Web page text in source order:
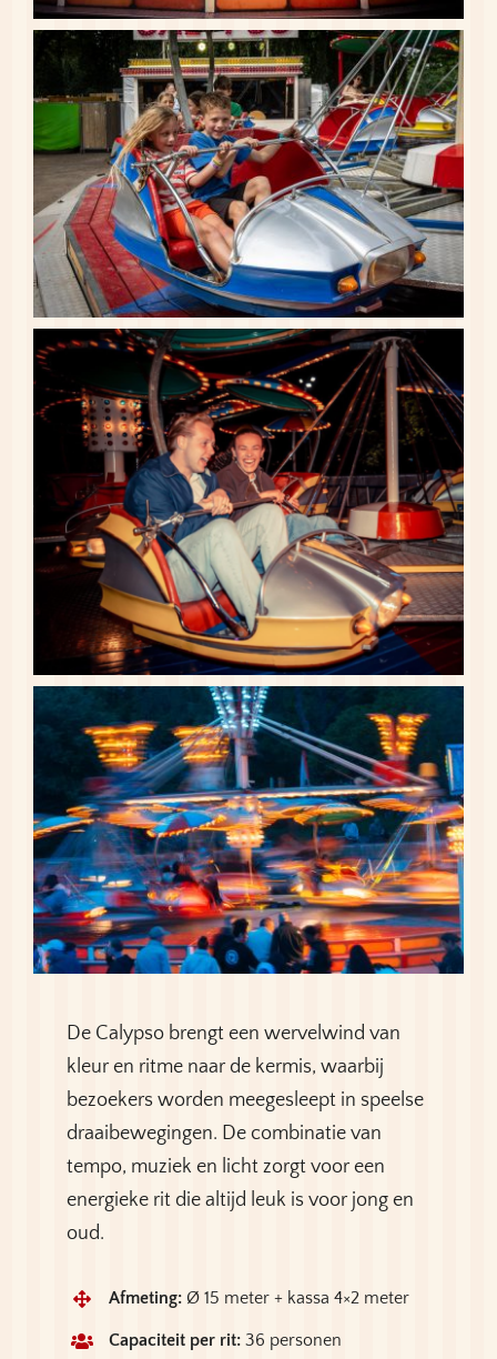
De Calypso brengt een wervelwind van
kleur en ritme naar de kermis, waarbij
bezoekers worden meegesleept in speelse
draaibewegingen. De combinatie van
tempo, muziek en licht zorgt voor een
energieke rit die altijd leuk is voor jong en
oud.
Afmeting: Ø 15 meter + kassa 4×2 meter
Capaciteit per rit: 36 personen